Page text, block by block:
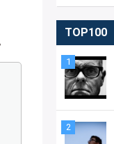
TOP100
1
2